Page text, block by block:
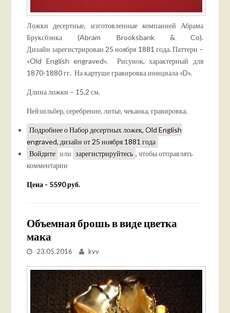
Ложки десертные, изготовленные компанией Абрама
Бруксбэнка (Abram Brooksbank & Co).
Дизайн зарегистрирован 25 ноября 1881 года. Паттерн –
«Old English engraved». Рисунок, характерный для
1870-1880 гг. На картуше гравировка инициала «D».
Длина ложки – 15,2 см.
Нейзильбер, серебрение, литье, чеканка, гравировка.
Подробнеео Набор десертных ложек, Old English
engraved, дизайн от 25 ноября 1881 года
Войдите или зарегистрируйтесь , чтобы отправлять
комментарии
Цена - 5590 руб.
Объемная брошь в виде цветка
мака
23.05.2016 kvv